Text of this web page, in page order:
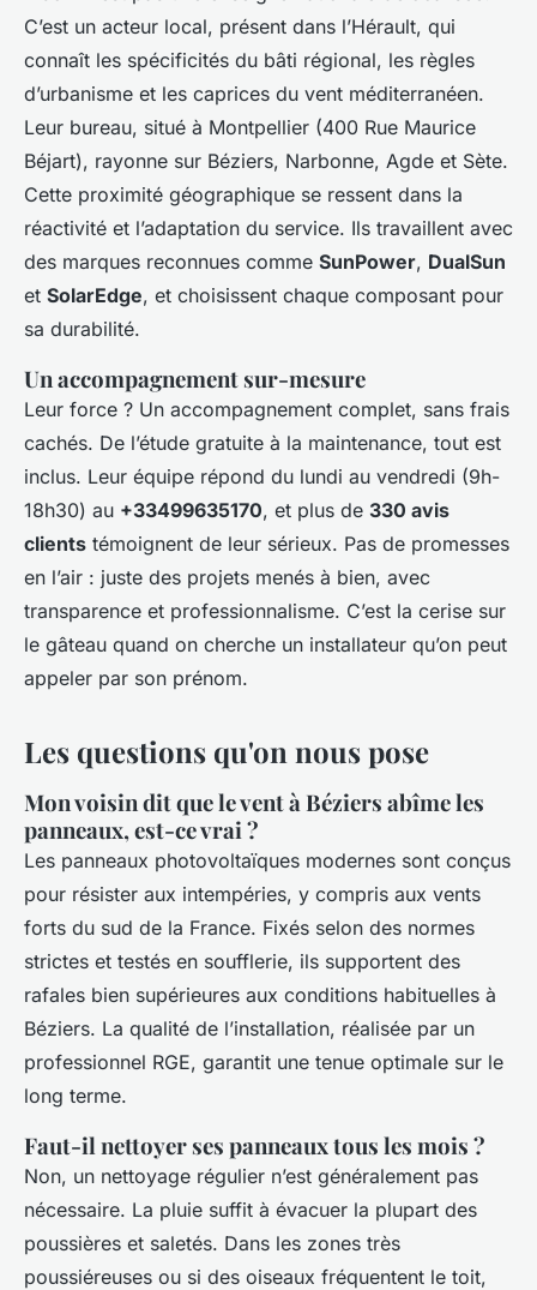
C’est un acteur local, présent dans l’Hérault, qui
connaît les spécificités du bâti régional, les règles
d’urbanisme et les caprices du vent méditerranéen.
Leur bureau, situé à Montpellier (400 Rue Maurice
Béjart), rayonne sur Béziers, Narbonne, Agde et Sète.
Cette proximité géographique se ressent dans la
réactivité et l’adaptation du service. Ils travaillent avec
des marques reconnues comme SunPower, DualSun
et SolarEdge, et choisissent chaque composant pour
sa durabilité.
Un accompagnement sur-mesure
Leur force ? Un accompagnement complet, sans frais
cachés. De l’étude gratuite à la maintenance, tout est
inclus. Leur équipe répond du lundi au vendredi (9h-
18h30) au +33499635170, et plus de 330 avis
clients témoignent de leur sérieux. Pas de promesses
en l’air : juste des projets menés à bien, avec
transparence et professionnalisme. C’est la cerise sur
le gâteau quand on cherche un installateur qu’on peut
appeler par son prénom.
Les questions qu'on nous pose
Mon voisin dit que le vent à Béziers abîme les
panneaux, est-ce vrai ?
Les panneaux photovoltaïques modernes sont conçus
pour résister aux intempéries, y compris aux vents
forts du sud de la France. Fixés selon des normes
strictes et testés en soufflerie, ils supportent des
rafales bien supérieures aux conditions habituelles à
Béziers. La qualité de l’installation, réalisée par un
professionnel RGE, garantit une tenue optimale sur le
long terme.
Faut-il nettoyer ses panneaux tous les mois ?
Non, un nettoyage régulier n’est généralement pas
nécessaire. La pluie suffit à évacuer la plupart des
poussières et saletés. Dans les zones très
poussiéreuses ou si des oiseaux fréquentent le toit,